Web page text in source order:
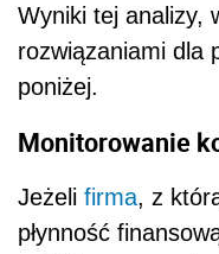
Wyniki tej analizy,
rozwiązaniami dla
poniżej.
Monitorowanie
Jeżeli firma, z
płynność